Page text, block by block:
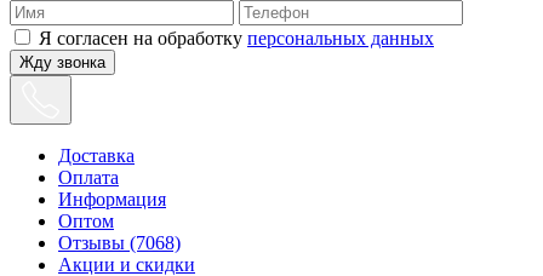
Я согласен на обработку персональных данных
Жду звонка
Доставка
Оплата
Информация
Оптом
Отзывы (7068)
Акции и скидки